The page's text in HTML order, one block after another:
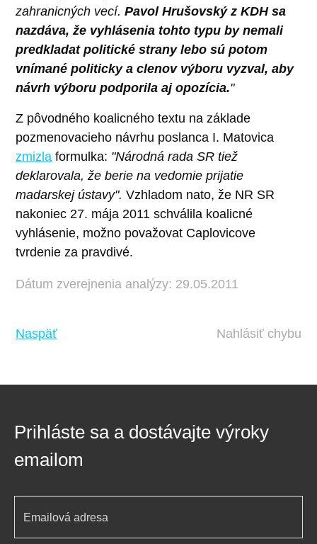
zahranicných vecí. Pavol Hrušovský z KDH sa
nazdáva, že vyhlásenia tohto typu by nemali
predkladat politické strany lebo sú potom
vnímané politicky a clenov výboru vyzval, aby
návrh výboru podporila aj opozícia."
Z pôvodného koalicného textu na základe
pozmenovacieho návrhu poslanca I. Matovica
zmizla formulka: "Národná rada SR tiež
deklarovala, že berie na vedomie prijatie
madarskej ústavy". Vzhladom nato, že NR SR
nakoniec 27. mája 2011 schválila koalicné
vyhlásenie, možno považovat Caplovicove
tvrdenie za pravdivé.
Dátum zverejnenia analýzy: 29.05.2011
Naspäť Nahlásiť chybu
Prihláste sa a dostávajte výroky
emailom